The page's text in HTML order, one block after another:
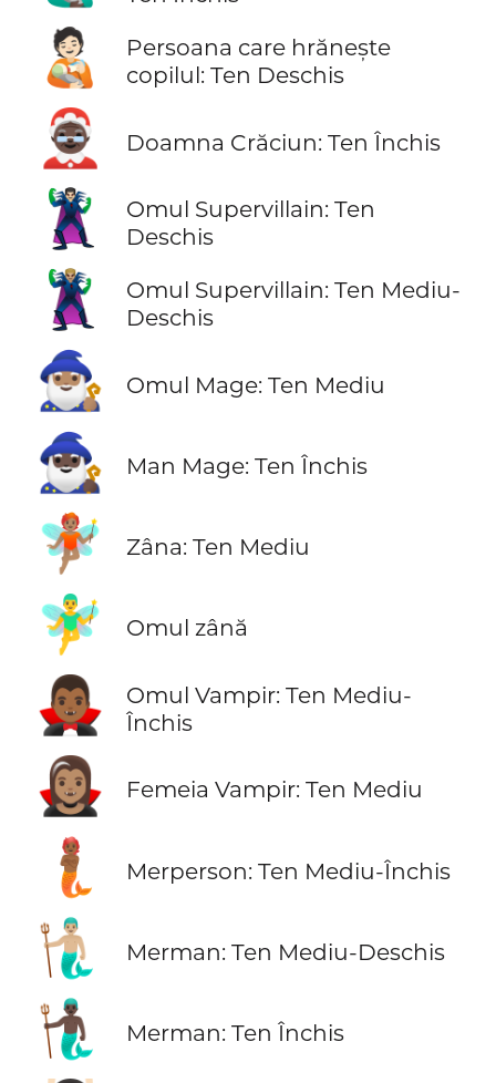
🧑🏻‍🍼
Persoana care hrănește
copilul: Ten Deschis
🤶🏿 Doamna Crăciun: Ten Închis
🦹🏻‍♂️
Omul Supervillain: Ten
Deschis
🦹🏼‍♂️
Omul Supervillain: Ten Mediu-
Deschis
🧙🏽‍♂️ Omul Mage: Ten Mediu
🧙🏿‍♂️ Man Mage: Ten Închis
🧚🏽 Zâna: Ten Mediu
🧚‍♂️ Omul zână
🧛🏾‍♂️
Omul Vampir: Ten Mediu-
Închis
🧛🏽‍♀️ Femeia Vampir: Ten Mediu
🧜🏾 Merperson: Ten Mediu-Închis
🧜🏼‍♂️ Merman: Ten Mediu-Deschis
🧜🏿‍♂️ Merman: Ten Închis